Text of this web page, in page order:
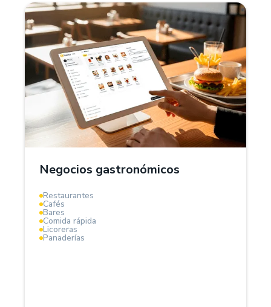
Negocios gastronómicos
Restaurantes
Cafés
Bares
Comida rápida
Licoreras
Panaderías
¿Por qué Treinta?
El Sistema POS Treinta es la solución ideal para
negocios gastronómicos, aquí podrás gestionar
inventarios de tus insumos, controlar costos de
ingredientes, organizar mesas, pedidos y calcular
márgenes de ganancia en tiempo real.
Optimiza compras, reduce desperdicios y aumenta la
rentabilidad de tu negocio gastronómico.